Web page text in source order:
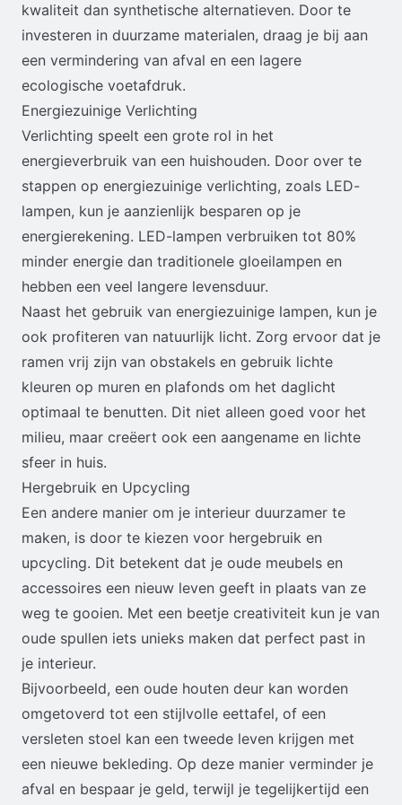
kwaliteit dan synthetische alternatieven. Door te
investeren in duurzame materialen, draag je bij aan
een vermindering van afval en een lagere
ecologische voetafdruk.
Energiezuinige Verlichting
Verlichting speelt een grote rol in het
energieverbruik van een huishouden. Door over te
stappen op energiezuinige verlichting, zoals LED-
lampen, kun je aanzienlijk besparen op je
energierekening. LED-lampen verbruiken tot 80%
minder energie dan traditionele gloeilampen en
hebben een veel langere levensduur.
Naast het gebruik van energiezuinige lampen, kun je
ook profiteren van natuurlijk licht. Zorg ervoor dat je
ramen vrij zijn van obstakels en gebruik lichte
kleuren op muren en plafonds om het daglicht
optimaal te benutten. Dit niet alleen goed voor het
milieu, maar creëert ook een aangename en lichte
sfeer in huis.
Hergebruik en Upcycling
Een andere manier om je interieur duurzamer te
maken, is door te kiezen voor hergebruik en
upcycling. Dit betekent dat je oude meubels en
accessoires een nieuw leven geeft in plaats van ze
weg te gooien. Met een beetje creativiteit kun je van
oude spullen iets unieks maken dat perfect past in
je interieur.
Bijvoorbeeld, een oude houten deur kan worden
omgetoverd tot een stijlvolle eettafel, of een
versleten stoel kan een tweede leven krijgen met
een nieuwe bekleding. Op deze manier verminder je
afval en bespaar je geld, terwijl je tegelijkertijd een